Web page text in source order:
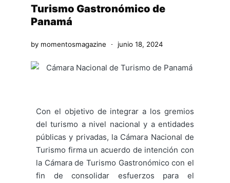
Turismo Gastronómico de
Panamá
by momentosmagazine junio 18, 2024
Con el objetivo de integrar a los gremios
del turismo a nivel nacional y a entidades
públicas y privadas, la Cámara Nacional de
Turismo firma un acuerdo de intención con
la Cámara de Turismo Gastronómico con el
fin de consolidar esfuerzos para el